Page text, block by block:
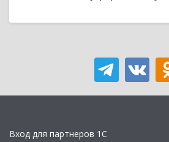
Вход для партнеров 1С